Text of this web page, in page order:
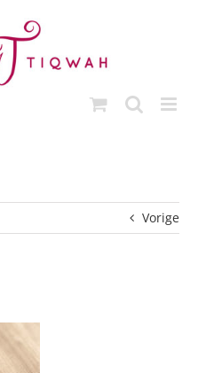
Vorige